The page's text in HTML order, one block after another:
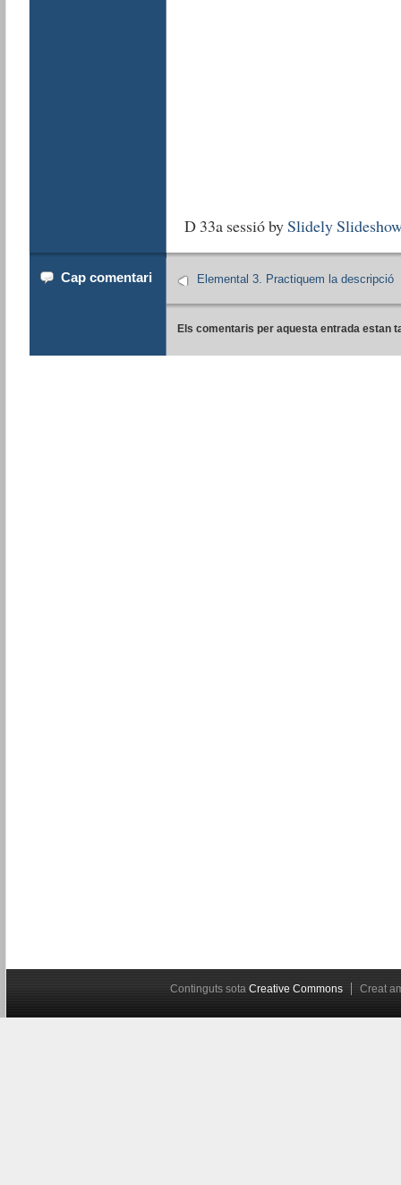
D 33a sessió bySlidely
Cap comentari Elemental 3. Practiquem la descripció
Els comentaris per aquesta entrada estan
Continguts sota Creative Commons Creat